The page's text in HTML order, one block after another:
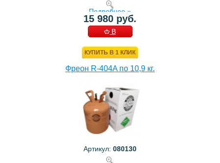
Подробнее »
15 980 руб.
В
КУПИТЬ В 1 КЛИК
Фреон R-404A по 10,9 кг.
Артикул: 080130